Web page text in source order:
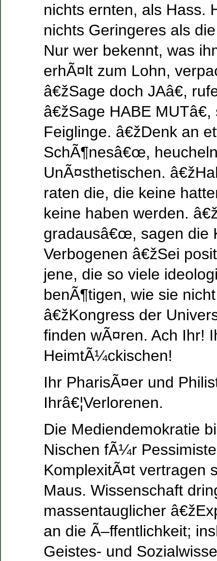
nichts ernten, als Hass.
nichts Geringeres als
Nur wer bekennt, was
erhÃ¤lt zum Lohn,
â€žSage doch JAâ€,
â€žSage HABE
Feiglinge. â€žDenk an
SchÃ¶nesâ€œ,
UnÃ¤sthetischen.
raten die, die keine
keine haben werden.
gradausâ€œ, sagen die
Verbogenen â€žSei
jene, die so viele
benÃ¶tigen, wie sie
â€žKongress der
finden wÃ¤ren. Ach Ihr!
HeimtÃ¼ckischen!
Ihr PharisÃ¤er und
Ihrâ€¦Verlorenen.
Die Mediendemokratie
Nischen fÃ¼r
KomplexitÃ¤t vertragen
Maus. Wissenschaft
massentauglicher
an die Ã–ffentlichkeit;
Geistes- und